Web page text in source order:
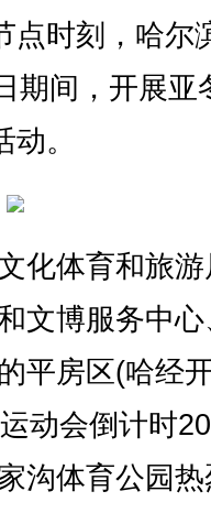
点时刻，哈尔
期间，开展亚
。
体育和旅游
文博服务中
平房区(哈经
动会倒计时
沟体育公园